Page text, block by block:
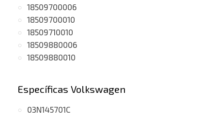
18509700006
18509700010
18509710010
18509880006
18509880010
Específicas Volkswagen
03N145701C